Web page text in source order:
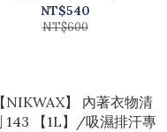
NT$540
NT$600